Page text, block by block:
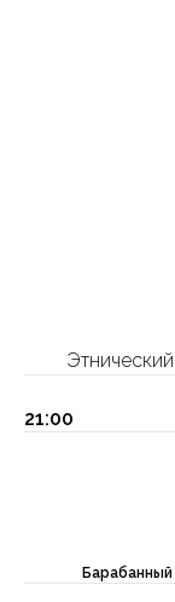
21:00